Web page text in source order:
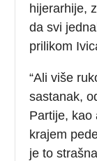
hijerarhije,
da svi
prilikom
“Ali više
sastanak,
Partije, kao
krajem
je to